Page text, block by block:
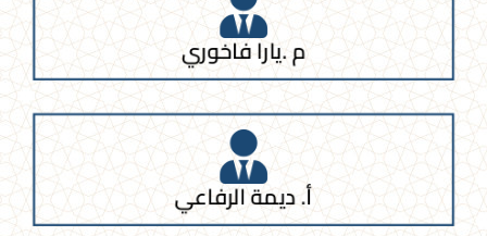
م .يارا فاخوري
أ. ديمة الرفاعي